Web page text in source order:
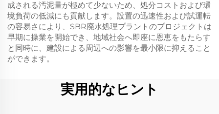
成される汚泥量が極めて少ないため、処分コストおよび環
境負荷の低減にも貢献します。設置の迅速性および試運転
の容易さにより、SBR廃水処理プラントのプロジェクトは
早期に操業を開始でき、地域社会へ即座に恩恵をもたらす
と同時に、建設による周辺への影響を最小限に抑えること
ができます。
実用的なヒント